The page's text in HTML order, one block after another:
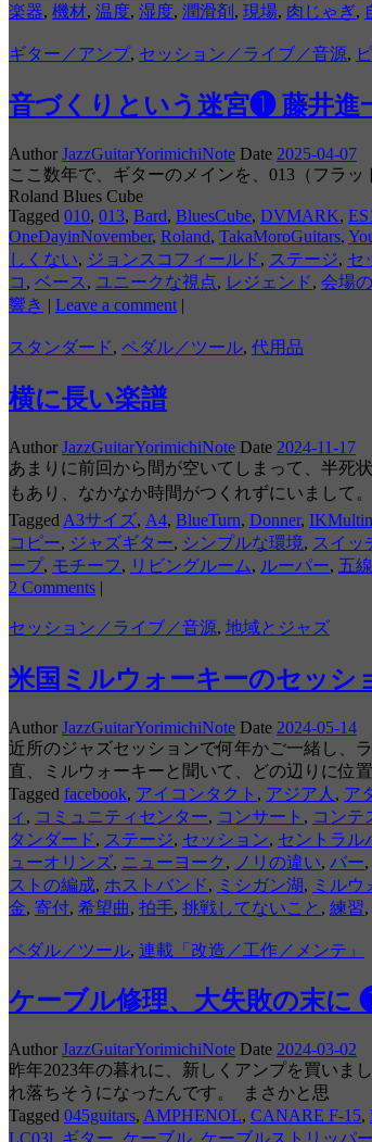
楽器, 機材, 温度, 湿度, 潤滑剤 , 現場, 肉じゃぎ,
ギター／アンプ, セッション／ライブ／音源,
音づくりという迷宮❶ 藤井進
Author JazzGuitarYorimichiNote Date 2025-04-07
ここ数年で、ギターのメインを、013（フラ
Roland Blues Cube
Tagged 010, 013, Bard, BluesCube, DVMARK,
OneDayinNovember, Roland, TakaMoroGuitars,
しくない, ジョンスコフィールド, ステージ, セ
コ , ベース , ユニークな視点, レジェンド, 会場
響き | Leave a comment |
スタンダード, ペダル／ツール, 代用品
横に長い楽譜
Author JazzGuitarYorimichiNote Date 2024-11-17
あまりに前回から間が空いてしまって、半死
もあり、なかなか時間がつくれずにいまして
Tagged A3サイズ, A4, BlueTurn, Donner,
コピー, ジャズギター, シンプルな環境, スイッ
ープ, モチーフ, リビングルーム, ルーパー, 五
2 Comments |
セッション／ライブ／音源, 地域とジャズ
米国ミルウォーキーのセッシ
Author JazzGuitarYorimichiNote Date 2024-05-14
近所のジャズセッションで何年かご一緒し、
直、ミルウォーキーと聞いて、どの辺りに位
Tagged facebook, アイコンタクト , アジア人 , ア
ィ , コミュニティセンター, コンサート , コンテ
タンダード, ステージ, セッション, セントラル
ューオリンズ, ニューヨーク , ノリの違い, バー,
ストの編成, ホストバンド, ミシガン湖, ミルウ
金, 寄付, 希望曲, 拍手, 挑戦してないこと , 練習,
ペダル／ツール, 連載「改造／工作／メンテ」
ケーブル修理、大失敗の末に
Author JazzGuitarYorimichiNote Date 2024-03-02
昨年2023年の暮れに、新しくアンプを買いま
れ落ちそうになったんです。 まさかと思
Tagged 045guitars, AMPHENOL, CANARE F-15,